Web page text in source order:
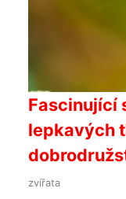
Fascinující
lepkavých
zvířata